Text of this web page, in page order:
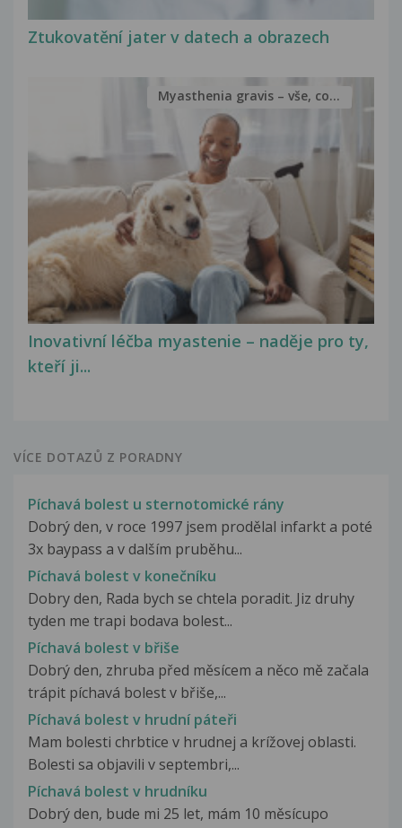
Ztukovatění jater v datech a obrazech
Inovativní léčba myastenie – naděje pro ty,
kteří ji...
Myasthenia gravis – vše, co...
VÍCE DOTAZŮ Z PORADNY
Píchavá bolest u sternotomické rány
Dobrý den, v roce 1997 jsem prodělal infarkt a poté
3x baypass a v dalším pruběhu...
Píchavá bolest v konečníku
Dobry den, Rada bych se chtela poradit. Jiz druhy
tyden me trapi bodava bolest...
Píchavá bolest v břiše
Dobrý den, zhruba před měsícem a něco mě začala
trápit píchavá bolest v břiše,...
Píchavá bolest v hrudní páteři
Mam bolesti chrbtice v hrudnej a krížovej oblasti.
Bolesti sa objavili v septembri,...
Píchavá bolest v hrudníku
Dobrý den, bude mi 25 let, mám 10 měsícupo